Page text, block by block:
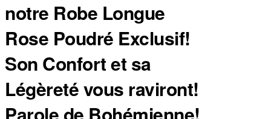
notre Robe Longue
Rose Poudré Exclusif!
Son Confort et sa
Légèreté vous raviront!